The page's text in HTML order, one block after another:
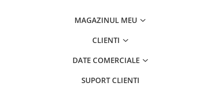
MAGAZINUL MEU
CLIENTI
DATE COMERCIALE
SUPORT CLIENTI